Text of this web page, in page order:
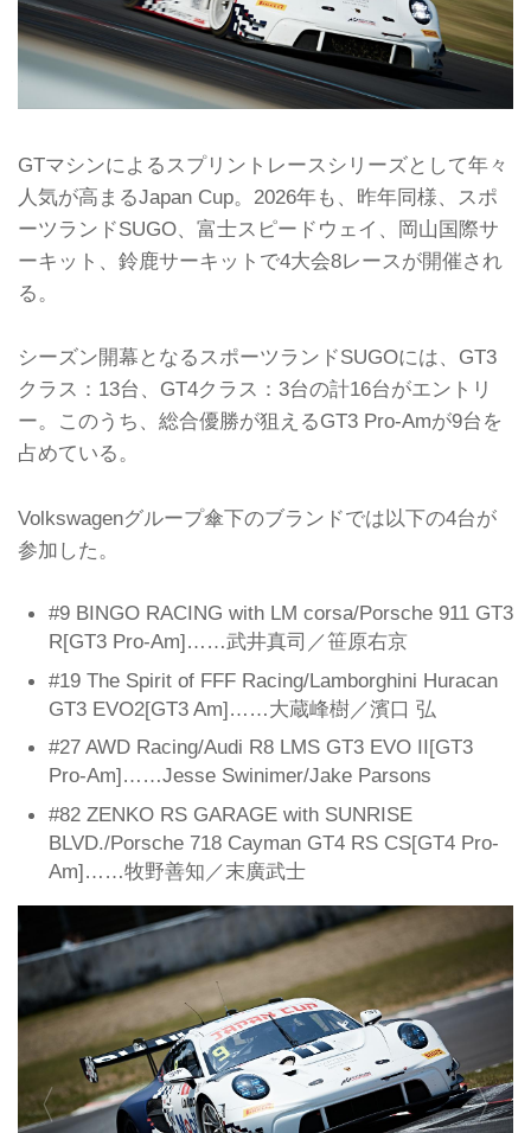
GTマシンによるスプリントレースシリーズとして年々
人気が高まるJapan Cup。2026年も、昨年同様、スポ
ーツランドSUGO、富士スピードウェイ、岡山国際サ
ーキット、鈴鹿サーキットで4大会8レースが開催され
る。
シーズン開幕となるスポーツランドSUGOには、GT3
クラス：13台、GT4クラス：3台の計16台がエントリ
ー。このうち、総合優勝が狙えるGT3 Pro-Amが9台を
占めている。
Volkswagenグループ傘下のブランドでは以下の4台が
参加した。
#9 BINGO RACING with LM corsa/Porsche 911 GT3
R[GT3 Pro-Am]……武井真司／笹原右京
#19 The Spirit of FFF Racing/Lamborghini Huracan
GT3 EVO2[GT3 Am]……大蔵峰樹／濱口 弘
#27 AWD Racing/Audi R8 LMS GT3 EVO II[GT3
Pro-Am]……Jesse Swinimer/Jake Parsons
#82 ZENKO RS GARAGE with SUNRISE
BLVD./Porsche 718 Cayman GT4 RS CS[GT4 Pro-
Am]……牧野善知／末廣武士